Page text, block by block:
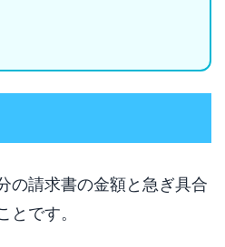
の請求書の金額と急ぎ具合
とです。